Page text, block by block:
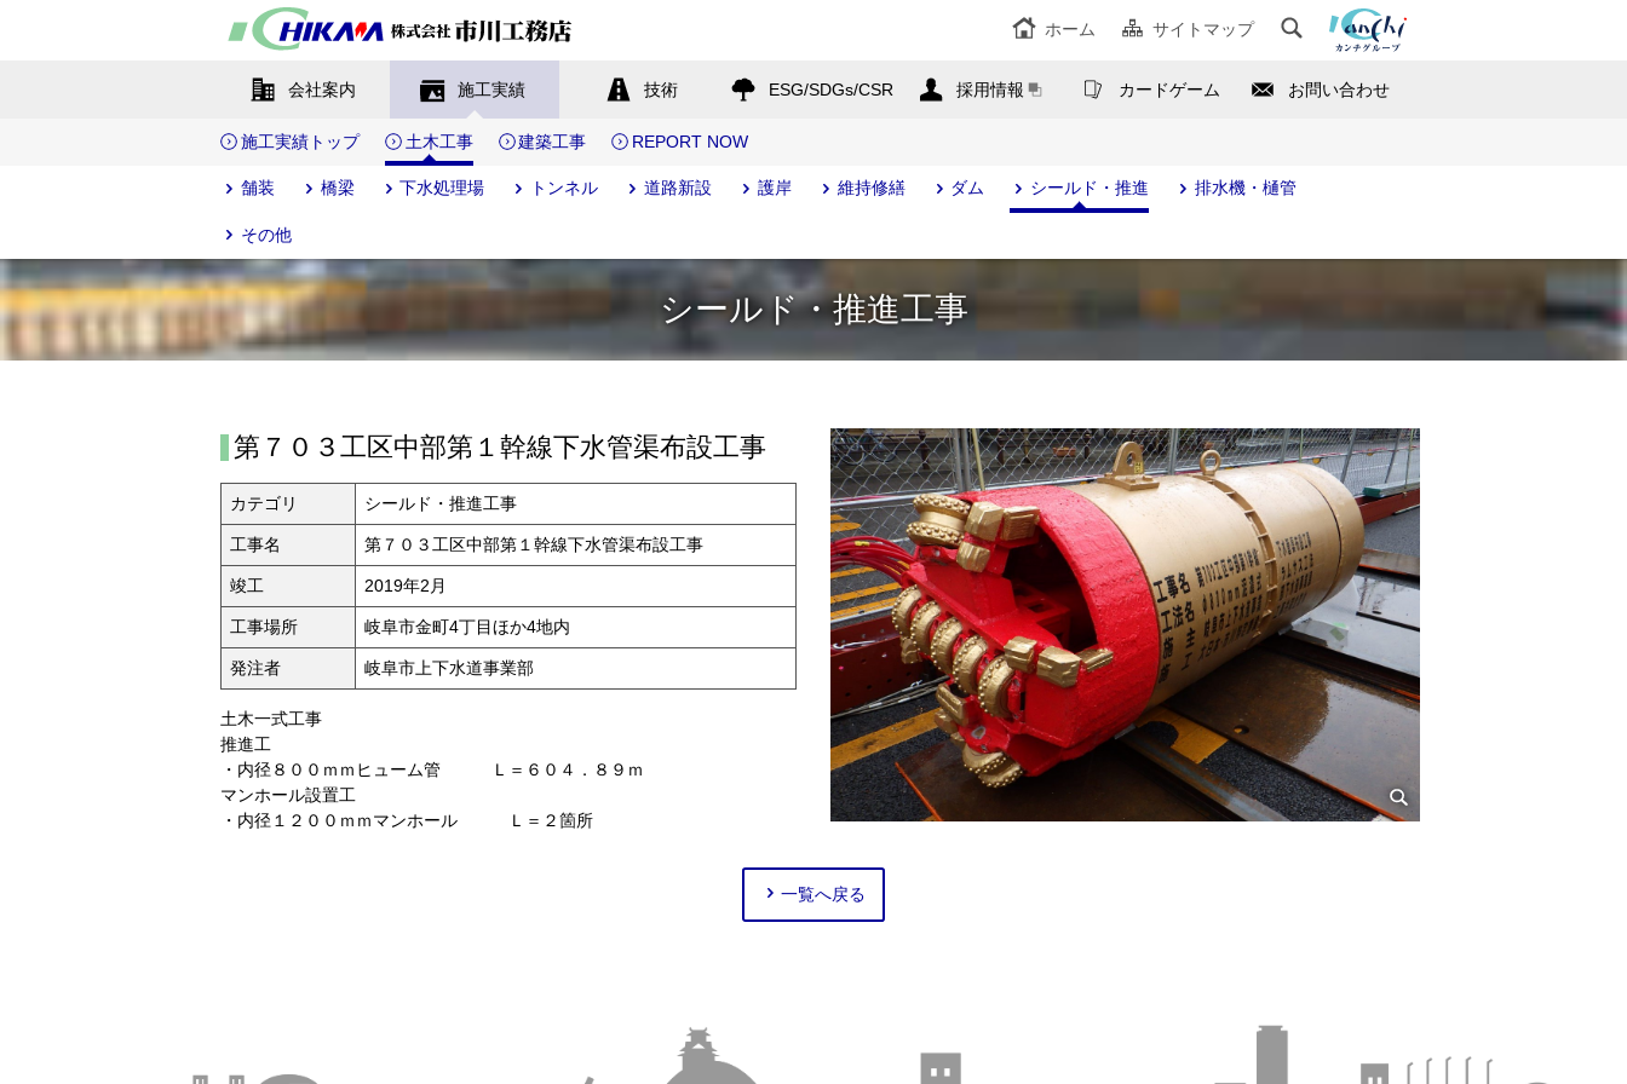
ホーム サイトマップ
会社案内 施工実績 技術 ESG/SDGs/CSR 採用情報 カードゲーム お問い合わせ
施工実績トップ 土木工事 建築工事 REPORT NOW
舗装 橋梁 下水処理場 トンネル 道路新設 護岸 維持修繕 ダム シールド・推進 排水機・樋管
その他
シールド・推進工事
第７０３工区中部第１幹線下水管渠布設工事
カテゴリ シールド・推進工事
工事名 第７０３工区中部第１幹線下水管渠布設工事
竣工 2019年2月
工事場所 岐阜市金町4丁目ほか4地内
発注者 岐阜市上下水道事業部
土木一式工事
推進工
・内径８００ｍｍヒューム管 Ｌ＝６０４．８９ｍ
マンホール設置工
・内径１２００ｍｍマンホール Ｌ＝２箇所
一覧へ戻る